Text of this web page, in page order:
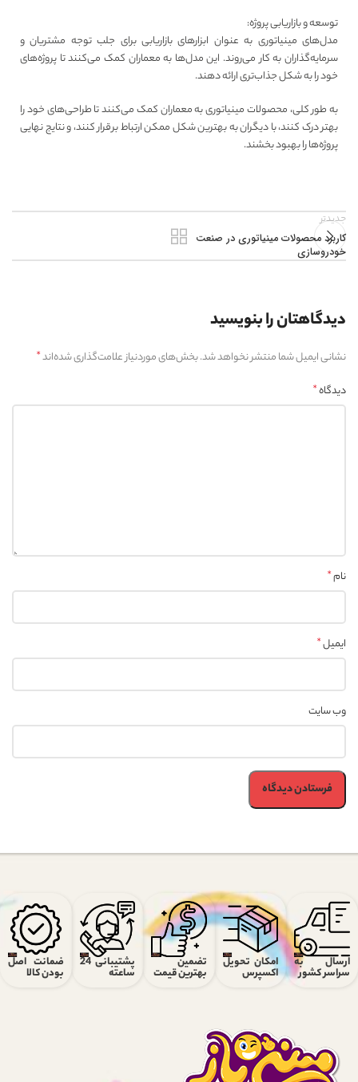
توسعه و بازاریابی پروژه:
مدل‌های مینیاتوری به عنوان ابزارهای بازاریابی برای جلب توجه مشتریان و
سرمایه‌گذاران به کار می‌روند. این مدل‌ها به معماران کمک می‌کنند تا پروژه‌های
خود را به شکل جذاب‌تری ارائه دهند.
به طور کلی، محصولات مینیاتوری به معماران کمک می‌کنند تا طراحی‌های خود را
بهتر درک کنند، با دیگران به بهترین شکل ممکن ارتباط برقرار کنند، و نتایج نهایی
پروژه‌ها را بهبود بخشند.
جدیدتر
کاربرد محصولات مینیاتوری در صنعت
خودروسازی
دیدگاهتان را بنویسید
نشانی ایمیل شما منتشر نخواهد شد.بخش‌های موردنیاز علامت‌گذاری شده‌اند*
دیدگاه*
نام*
ایمیل*
وب‌ سایت
ارسال به
سراسر کشور
امکان تحویل
اکسپرس
تضمین
بهترین قیمت
پشتیبانی 24
ساعته
ضمانت اصل
بودن کالا